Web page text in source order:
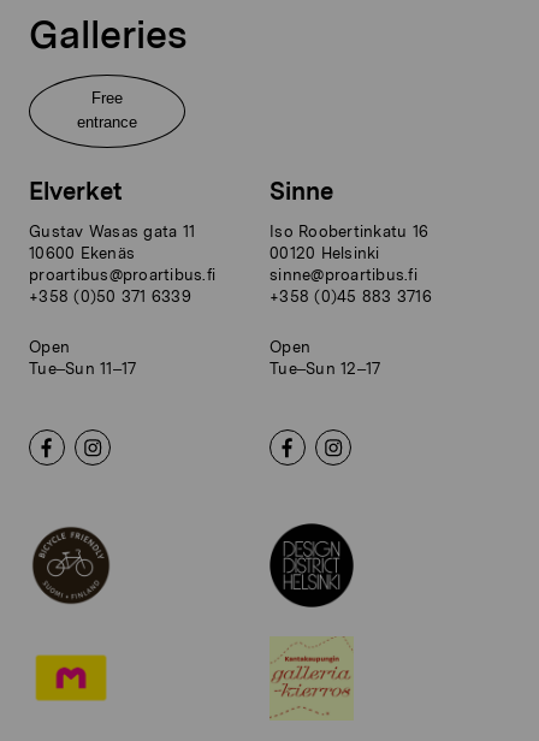
Galleries
Free
entrance
Elverket
Gustav Wasas gata 11
10600 Ekenäs
proartibus@proartibus.fi
+358 (0)50 371 6339
Open
Tue–Sun 11–17
Sinne
Iso Roobertinkatu 16
00120 Helsinki
sinne@proartibus.fi
+358 (0)45 883 3716
Open
Tue–Sun 12–17